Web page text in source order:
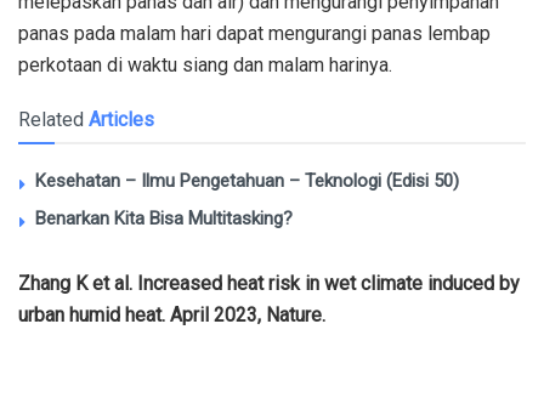
panas pada malam hari dapat mengurangi panas lembap
perkotaan di waktu siang dan malam harinya.
Related Articles
Kesehatan – Ilmu Pengetahuan – Teknologi (Edisi 50)
Benarkan Kita Bisa Multitasking?
Zhang K et al. Increased heat risk in wet climate induced by
urban humid heat. April 2023, Nature.